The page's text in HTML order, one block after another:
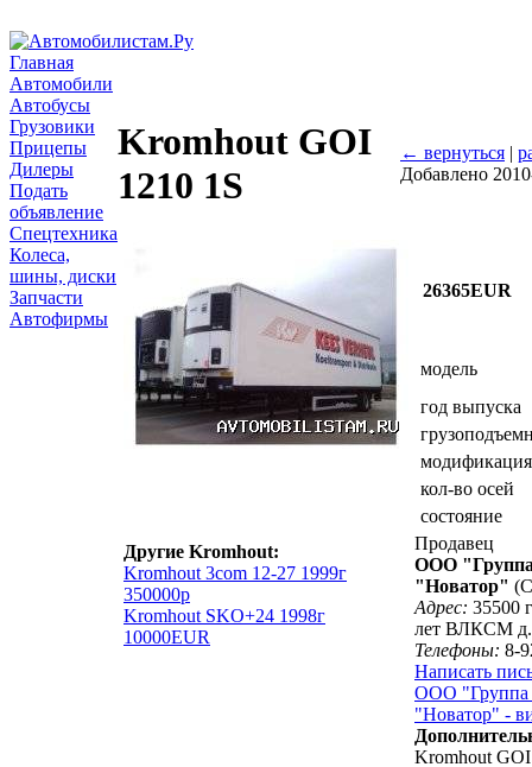
Главная
Автомобили
Автобусы
Грузовики
Прицепы
Дилеры
Подать
объявление
Спецтехника
Колеса,
шины, диски
Запчасти
Автофирмы
Kromhout GOI
1210 1S
← вернуться |
Добавлено
Другие Kromhout:
Kromhout 3com 12-27 1999г
350000р
Kromhout SKO+24 1998г
10000EUR
26365EUR
модель
год выпуска
модификация
кол-во осей
состояние
Продавец
ООО
"Новатор"
Адрес: 35500
лет ВЛКСМ
Телефоны: 8-
Написать
ООО "Группа
"Новатор" -
Kromhout